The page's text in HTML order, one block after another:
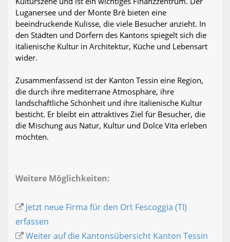
Luganersee und der Monte Brè bieten eine
beeindruckende Kulisse, die viele Besucher anzieht. In
den Städten und Dörfern des Kantons spiegelt sich die
italienische Kultur in Architektur, Küche und Lebensart
wider.
Zusammenfassend ist der Kanton Tessin eine Region,
die durch ihre mediterrane Atmosphäre, ihre
landschaftliche Schönheit und ihre italienische Kultur
besticht. Er bleibt ein attraktives Ziel für Besucher, die
die Mischung aus Natur, Kultur und Dolce Vita erleben
möchten.
Weitere Möglichkeiten:
Jetzt neue Firma für den Ort Fescoggia (TI)
erfassen
Weiter auf die Kantonsübersicht Kanton Tessin